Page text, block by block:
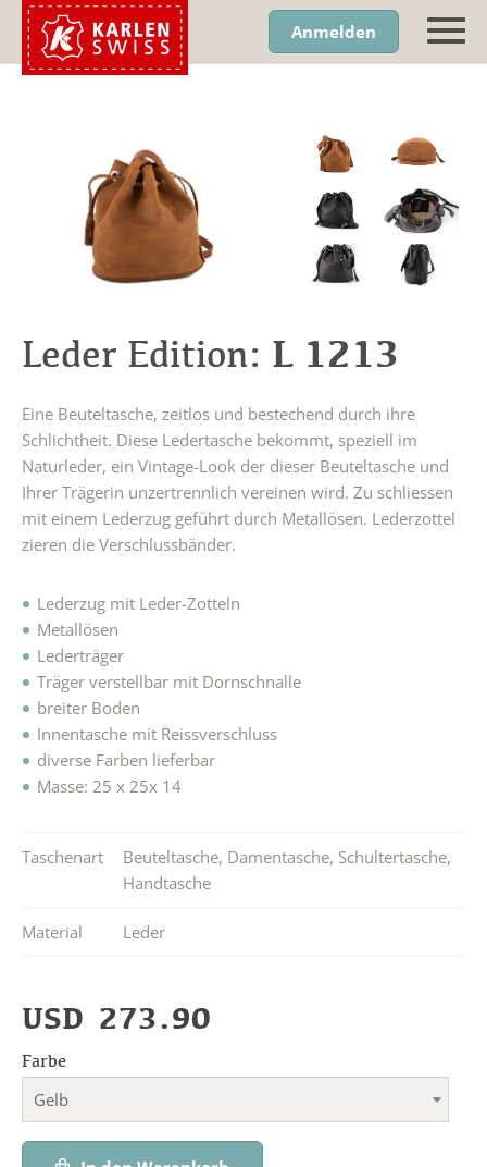
Anmelden
Leder Edition: L 1213
Eine Beuteltasche, zeitlos und bestechend durch ihre
Schlichtheit. Diese Ledertasche bekommt, speziell im
Naturleder, ein Vintage-Look der dieser Beuteltasche und
Ihrer Trägerin unzertrennlich vereinen wird. Zu schliessen
mit einem Lederzug geführt durch Metallösen. Lederzottel
zieren die Verschlussbänder.
Lederzug mit Leder-Zotteln
Metallösen
Lederträger
Träger verstellbar mit Dornschnalle
breiter Boden
Innentasche mit Reissverschluss
diverse Farben lieferbar
Masse: 25 x 25x 14
Taschenart Beuteltasche, Damentasche, Schultertasche,
Handtasche
Material Leder
USD 273.90
Farbe
Gelb